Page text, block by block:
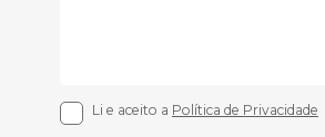
Li e aceito a Política de Privacidade